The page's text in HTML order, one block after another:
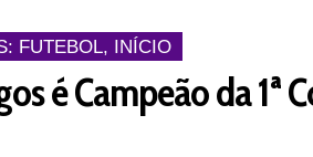
FUTEBOL, INÍCIO
é Campeão da 1ª